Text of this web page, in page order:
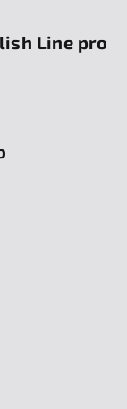
Line pro